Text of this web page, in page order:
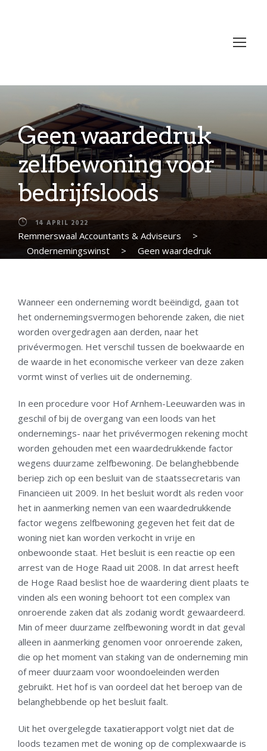
Geen waardedruk
zelfbewoning voor
bedrijfsloods
14 APRIL 2022
Remmerswaal Accountants & Adviseurs
>
Ondernemingswinst
>
Geen waardedruk
Wanneer een onderneming wordt beëindigd, gaan tot
het ondernemingsvermogen behorende zaken, die niet
worden overgedragen aan derden, naar het
privévermogen. Het verschil tussen de boekwaarde en
de waarde in het economische verkeer van deze zaken
vormt winst of verlies uit de onderneming.
In een procedure voor Hof Arnhem-Leeuwarden was in
geschil of bij de overgang van een loods van het
ondernemings- naar het privévermogen rekening mocht
worden gehouden met een waardedrukkende factor
wegens duurzame zelfbewoning. De belanghebbende
beriep zich op een besluit van de staatssecretaris van
Financiëen uit 2009. In het besluit wordt als reden voor
het in aanmerking nemen van een waardedrukkende
factor wegens zelfbewoning gegeven het feit dat de
woning niet kan worden verkocht in vrije en
onbewoonde staat. Het besluit is een reactie op een
arrest van de Hoge Raad uit 2008. In dat arrest heeft
de Hoge Raad beslist hoe de waardering dient plaats te
vinden als een woning behoort tot een complex van
onroerende zaken dat als zodanig wordt gewaardeerd.
Min of meer duurzame zelfbewoning wordt in dat geval
alleen in aanmerking genomen voor onroerende zaken,
die op het moment van staking van de onderneming min
of meer duurzaam voor woondoeleinden werden
gebruikt. Het hof is van oordeel dat het beroep van de
belanghebbende op het besluit faalt.
Uit het overgelegde taxatierapport volgt niet dat de
loods tezamen met de woning op de complexwaarde is